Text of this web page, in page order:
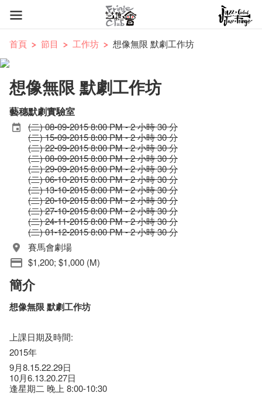
首頁 節目 工作坊 想像無限 默劇工作坊
想像無限 默劇工作坊
藝穗默劇實驗室
(二) 08-09-2015 8:00 PM - 2 小時 30 分
(二) 15-09-2015 8:00 PM - 2 小時 30 分
(二) 22-09-2015 8:00 PM - 2 小時 30 分
(二) 08-09-2015 8:00 PM - 2 小時 30 分
(二) 29-09-2015 8:00 PM - 2 小時 30 分
(二) 06-10-2015 8:00 PM - 2 小時 30 分
(二) 13-10-2015 8:00 PM - 2 小時 30 分
(二) 20-10-2015 8:00 PM - 2 小時 30 分
(二) 27-10-2015 8:00 PM - 2 小時 30 分
(二) 24-11-2015 8:00 PM - 2 小時 30 分
(二) 01-12-2015 8:00 PM - 2 小時 30 分
賽馬會劇場
$1,200; $1,000 (M)
簡介
想像無限 默劇工作坊
上課日期及時間:
2015年
9月8.15.22.29日
10月6.13.20.27日
逢星期二 晚上 8:00-10:30